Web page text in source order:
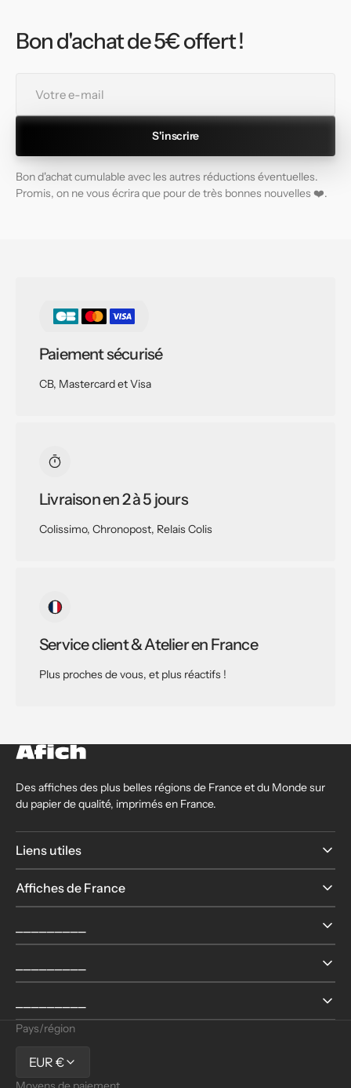
Bon d'achat de 5€ offert !
mail
S'inscrire
Bon d'achat cumulable avec les autres réductions éventuelles.
Promis, on ne vous écrira que pour de très bonnes nouvelles ❤️.
Paiement sécurisé
CB, Mastercard et Visa
Livraison en 2 à 5 jours
Colissimo, Chronopost, Relais Colis
Service client & Atelier en France
Plus proches de vous, et plus réactifs !
Des affiches des plus belles régions de France et du Monde sur
du papier de qualité, imprimés en France.
Liens utiles
Affiches de France
Pays/région
EUR €